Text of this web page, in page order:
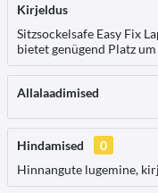
Kirjeldus
Sitzsockelsafe Easy Fix
bietet genügend Platz um
Allalaadimised
Hindamised
0
Hinnangute lugemine,